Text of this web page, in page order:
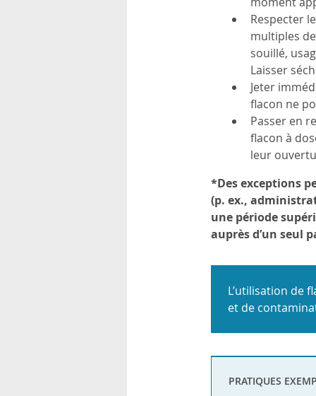
Respecter
multiples
souillé,
Laisser
Jeter
flacon ne
Passer en
flacon à
leur
*Des exceptions
(p. ex.,
une période
auprès d’un seul
L’utilisation de
et de
PRATIQUES